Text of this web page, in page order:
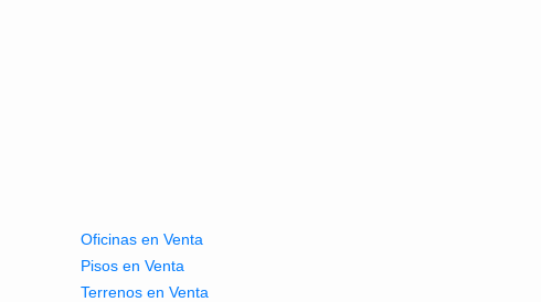
Oficinas en Venta
Pisos en Venta
Terrenos en Venta